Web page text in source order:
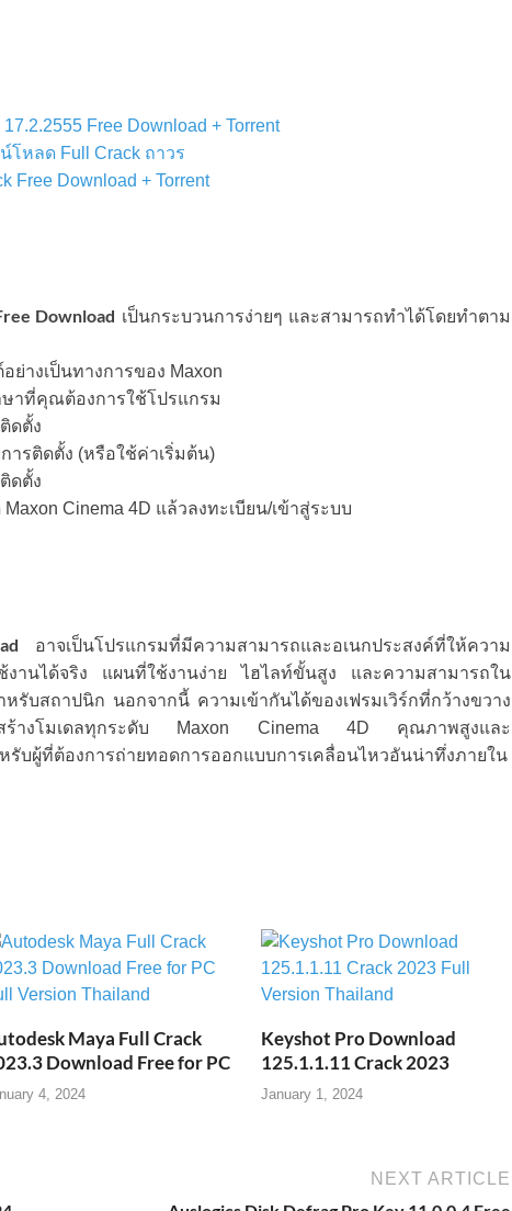
Free Download + Torrent
โหลด Full Crack ถาวร
Free Download + Torrent
Download เป็นกระบวนการง่ายๆ และสามารถทำได้โดยทำตาม
ย่างเป็นทางการของ Maxon
ษาที่คุณต้องการใช้โปรแกรม
ดตั้ง
ารติดตั้ง (หรือใช้ค่าเริ่มต้น)
ดตั้ง
Cinema 4D แล้วลงทะเบียน/เข้าสู่ระบบ
อาจเป็นโปรแกรมที่มีความสามารถและอเนกประสงค์ที่ให้ความ
งานได้จริง แผนที่ใช้งานง่าย ไฮไลท์ขั้นสูง และความสามารถใน
รับสถาปนิก นอกจากนี้ ความเข้ากันได้ของเฟรมเวิร์กที่กว้างขวาง
ผู้สร้างโมเดลทุกระดับ Maxon Cinema 4D คุณภาพสูงและ
รับผู้ที่ต้องการถ่ายทอดการออกแบบการเคลื่อนไหวอันน่าทึ่งภายใน
Maya Full Crack
Download Free for PC
4, 2024
Keyshot Pro Download
125.1.1.11 Crack 2023
January 1, 2024
NEXT ARTICLE